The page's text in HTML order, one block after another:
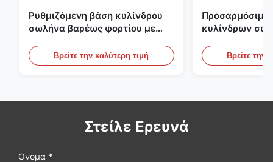
Ρυθμιζόμενη βάση κυλίνδρου
σωλήνα βαρέως φορτίου με
επίστρωση PU ανθεκτικών στη
φθορά
Βρείτε την καλύτερη τιμή
κυλίνδρων
Βρείτε την
Στείλε Ερευνά
Ονομα *